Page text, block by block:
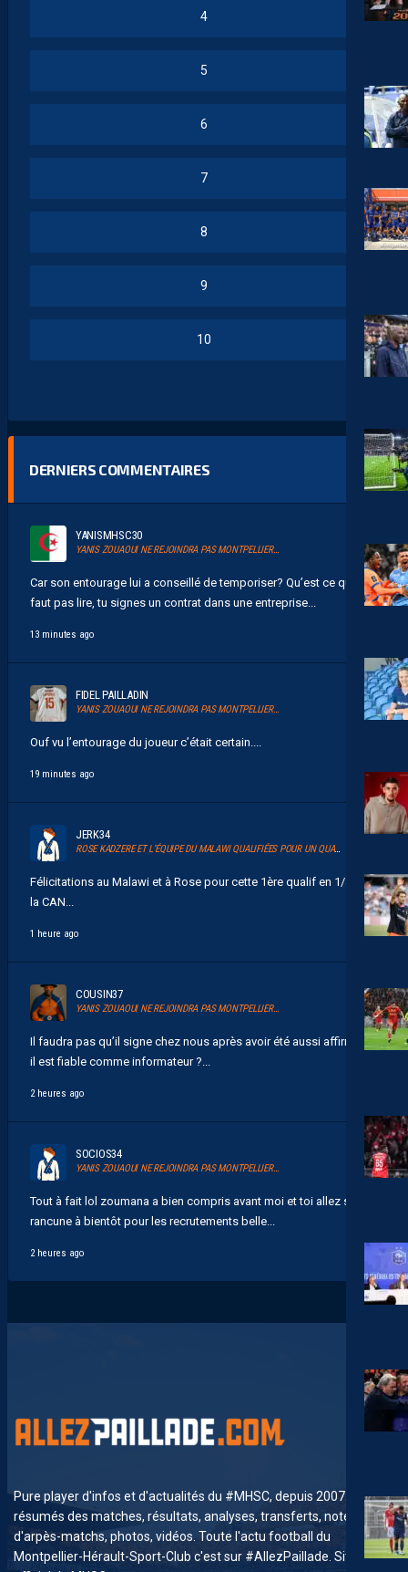
4
5
6
7
8
9
10
DERNIERS COMMENTAIRES
YANISMHSC30
YANIS ZOUAOUI NE REJOINDRA PAS MONTPELLIER…
Car son entourage lui a conseillé de temporiser? Qu’est ce qu’il
faut pas lire, tu signes un contrat dans une entreprise...
13 minutes ago
FIDEL PAILLADIN
YANIS ZOUAOUI NE REJOINDRA PAS MONTPELLIER…
Ouf vu l’entourage du joueur c’était certain....
19 minutes ago
JERK34
ROSE KADZERE ET L’ÉQUIPE DU MALAWI QUALIFIÉES POUR UN QUART DE FINALE HISTORIQUE DE LA CAN 2026
Félicitations au Malawi et à Rose pour cette 1ère qualif en 1/4 de
la CAN...
1 heure ago
COUSIN37
YANIS ZOUAOUI NE REJOINDRA PAS MONTPELLIER…
Il faudra pas qu’il signe chez nous après avoir été aussi affirmatif
il est fiable comme informateur ?...
2 heures ago
SOCIOS34
YANIS ZOUAOUI NE REJOINDRA PAS MONTPELLIER…
Tout à fait lol zoumana a bien compris avant moi et toi allez sans
rancune à bientôt pour les recrutements belle...
2 heures ago
Pure player d'infos et d'actualités du #MHSC, depuis 2007. News,
résumés des matches, résultats, analyses, transferts, notes
d'arpès-matchs, photos, vidéos. Toute l'actu football du
Montpellier-Hérault-Sport-Club c'est sur #AllezPaillade. Site non-